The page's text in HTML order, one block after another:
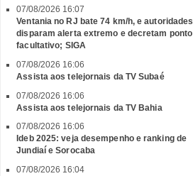
07/08/2026 16:07
Ventania no RJ bate 74 km/h, e autoridades
disparam alerta extremo e decretam ponto
facultativo; SIGA
07/08/2026 16:06
Assista aos telejornais da TV Subaé
07/08/2026 16:06
Assista aos telejornais da TV Bahia
07/08/2026 16:06
Ideb 2025: veja desempenho e ranking de
Jundiaí e Sorocaba
07/08/2026 16:04